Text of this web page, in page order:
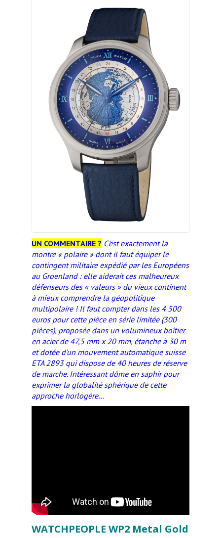
UN COMMENTAIRE ? C’est exactement la
montre « polaire » dont il faut équiper le
contingent militaire expédié par les Européens
au Groenland : elle aiderait ces malheureux
défenseurs des « valeurs » du vieux continent
à mieux comprendre la géopolitique
multipolaire ! Il faut compter dans les 4 500
euros pour cette pièce en série limitée (300
pièces), proposée dans un volumineux boîtier
en acier de 47,5 mm x 20 mm, étanche à 30 m
et dotée d’un mouvement automatique suisse
ETA 2893 qui dispose de 40 heures de réserve
de marche. Intéressant dôme en saphir pour
exprimer la globalité sphérique de cette
approche horlogère…
WATCHPEOPLE WP2 Metal Gold